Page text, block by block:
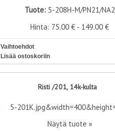
Tuote: 5-208H-M/PN21/NA2
Hinta: 75.00 € - 149.00 €
Vaihtoehdot
Lisää ostoskoriin
Risti /201, 14k-kulta
Näytä tuote »